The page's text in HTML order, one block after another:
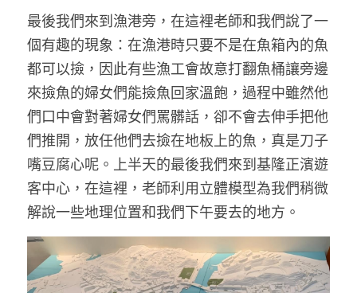
最後我們來到漁港旁，在這裡老師和我們說了一
個有趣的現象：在漁港時只要不是在魚箱內的魚
都可以撿，因此有些漁工會故意打翻魚桶讓旁邊
來撿魚的婦女們能撿魚回家溫飽，過程中雖然他
們口中會對著婦女們罵髒話，卻不會去伸手把他
們推開，放任他們去撿在地板上的魚，真是刀子
嘴豆腐心呢。上半天的最後我們來到基隆正濱遊
客中心，在這裡，老師利用立體模型為我們稍微
解說一些地理位置和我們下午要去的地方。